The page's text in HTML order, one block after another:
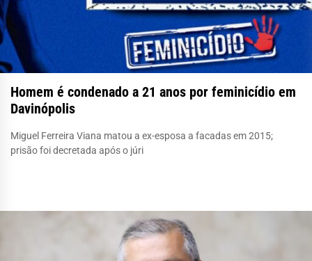
Homem é condenado a 21 anos por feminicídio em
Davinópolis
Miguel Ferreira Viana matou a ex-esposa a facadas em 2015;
prisão foi decretada após o júri